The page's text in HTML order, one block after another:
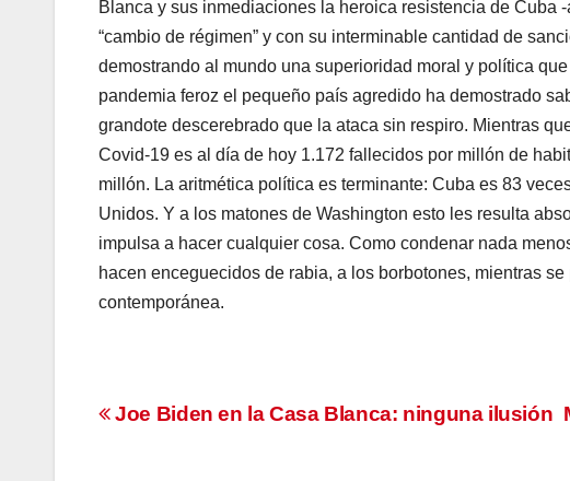
Blanca y sus inmediaciones la heroica resistencia de
“cambio de régimen” y con su interminable cantidad de
demostrando al mundo una superioridad moral y política
pandemia feroz el pequeño país agredido ha demostrado
grandote descerebrado que la ataca sin respiro. Mientras
Covid-19 es al día de hoy 1.172 fallecidos por millón de
millón. La aritmética política es terminante: Cuba es 83
Unidos. Y a los matones de Washington esto les resulta
impulsa a hacer cualquier cosa. Como condenar nada
hacen enceguecidos de rabia, a los borbotones, mientras
contemporánea.
Navegación
Joe Biden en la Casa Blanca: ninguna ilusión